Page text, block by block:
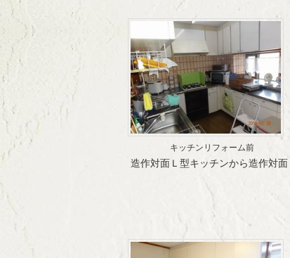
キッチンリフォーム前
造作対面Ｌ型キッチンから造作対